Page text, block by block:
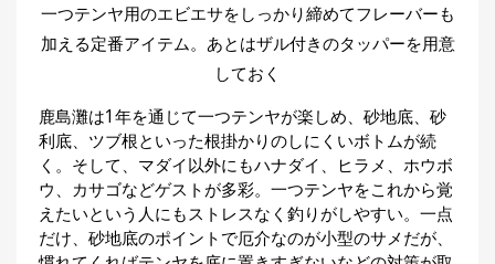
一つテンヤ用のエビエサをしっかり締めてフレーバーも
加える定番アイテム。あとはザル付きのタッパーを用意
しておく
鹿島灘は1年を通じて一つテンヤが楽しめ、砂地底、砂
利底、ツブ根といった根掛かりのしにくいボトムが続
く。そして、マダイ以外にもハナダイ、ヒラメ、ホウボ
ウ、カサゴなどゲストが多彩。一つテンヤをこれから覚
えたいという人にもストレスなく釣りがしやすい。一点
だけ、砂地底のポイントで厄介なのが小型のサメだが、
お
合
わ
せ